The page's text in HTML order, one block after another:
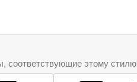
соответствующие этому стилю